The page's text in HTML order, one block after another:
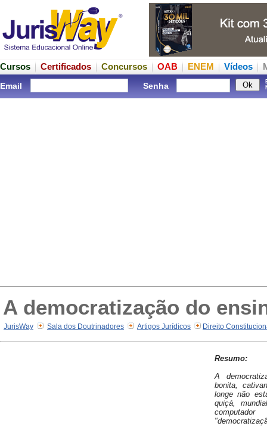
Cursos Certificados Concursos OAB ENEM Vídeos
Email Senha
A democratização do
JurisWay Sala dos Doutrinadores Artigos Jurídicos Direito
Resumo:
A
bonita,
longe não
quiçá,